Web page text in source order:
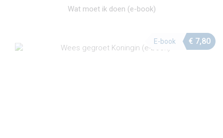
Wat moet ik doen (e-book)
E-book € 7,80